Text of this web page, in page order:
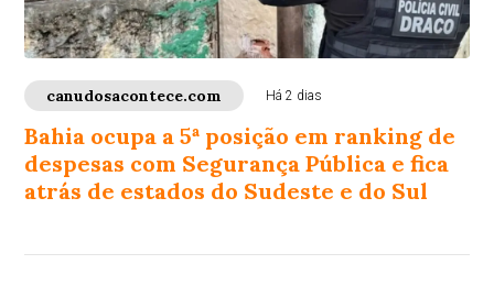
canudosacontece.com Há 2 dias
Bahia ocupa a 5ª posição em ranking de
despesas com Segurança Pública e fica
atrás de estados do Sudeste e do Sul